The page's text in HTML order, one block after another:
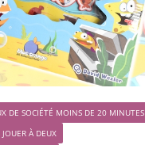
DE SOCIÉTÉ MOINS DE 20 MINUTES
À DEUX